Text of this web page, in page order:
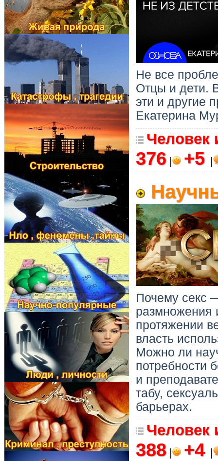
Не все
Отцы и дети.
эти и другие
Екатерина
Человек
376 +5
Почему секс
размножения
протяжении
власть
Можно ли
потребности
и
табу,
барьерах.
Человек
388| +4